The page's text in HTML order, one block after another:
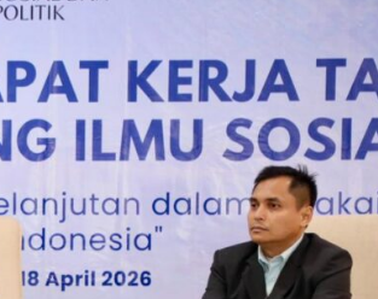
Dalam Gerakan Nurani Bangsa Di
admin September 4, 2025
Pendidikan
Polri Kerahkan 372 Taruna Akpol
Dampingi Siswa Di 73 Sekolah Rakyat
Bersama Taruna TNI